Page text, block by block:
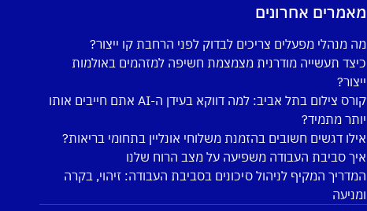
מאמרים אחרונים
מה מנהלי מפעלים צריכים לבדוק לפני הרחבת קו ייצור?
כיצד תעשייה מודרנית מצמצמת חשיפה למזהמים באולמות
ייצור?
קורס צילום בתל אביב: למה דווקא בעידן ה-AI אתם חייבים אותו
יותר מתמיד?
אילו דגשים חשובים בהזמנת משלוחי אונליין בתחומי בריאות?
איך סביבת העבודה משפיעה על מצב הרוח שלנו
המדריך המקיף לניהול סיכונים בסביבת העבודה: זיהוי, בקרה
ומניעה